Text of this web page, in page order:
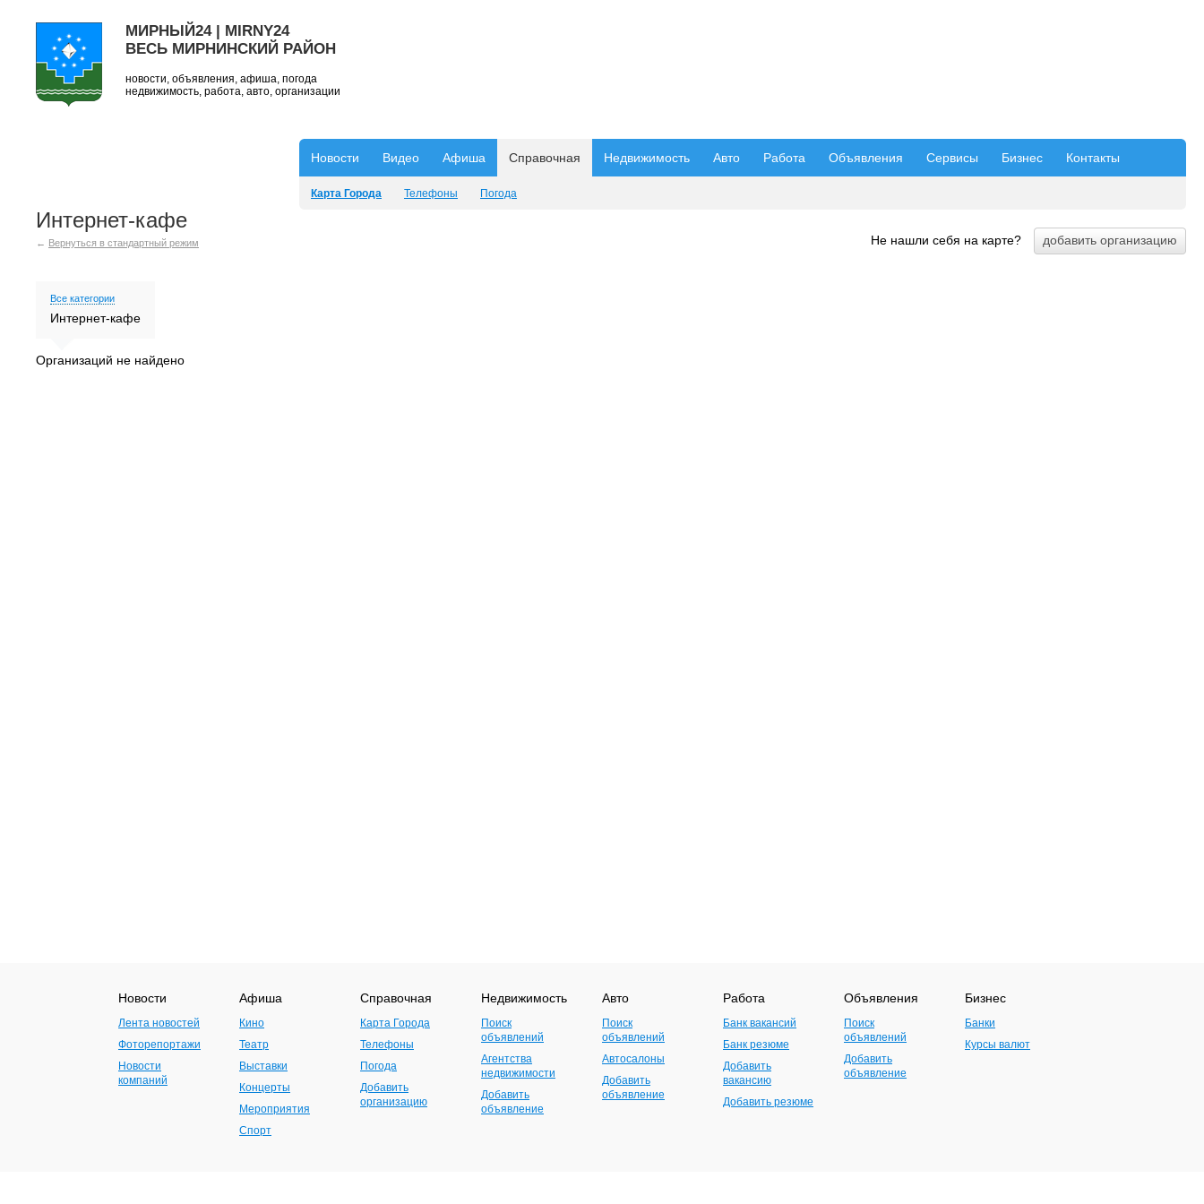
МИРНЫЙ24 | MIRNY24
ВЕСЬ МИРНИНСКИЙ РАЙОН
новости, объявления, афиша, погода
недвижимость, работа, авто, организации
Новости Видео Афиша Справочная Недвижимость Авто Работа Объявления Сервисы Бизнес Контакты
Карта Города Телефоны Погода
Интернет-кафе
Не нашли себя на карте?
← Вернуться в стандартный режим
Все категории
Интернет-кафе
Организаций не найдено
Новости
Лента новостей
Фоторепортажи
Новости
компаний
Афиша
Кино
Театр
Выставки
Концерты
Мероприятия
Спорт
Справочная
Карта Города
Телефоны
Погода
Добавить
организацию
Недвижимость
Поиск
объявлений
Агентства
недвижимости
Добавить
объявление
Авто
Поиск
объявлений
Автосалоны
Добавить
объявление
Работа
Банк вакансий
Банк резюме
Добавить
вакансию
Добавить резюме
Объявления
Поиск
объявлений
Добавить
объявление
Бизнес
Банки
Курсы валют